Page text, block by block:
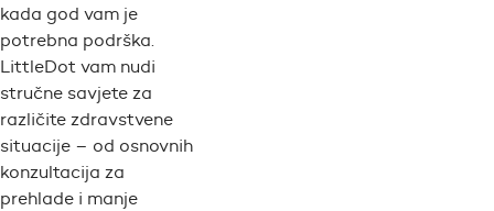
kada god vam je
potrebna podrška.
LittleDot vam nudi
stručne savjete za
različite zdravstvene
situacije – od osnovnih
konzultacija za
prehlade i manje